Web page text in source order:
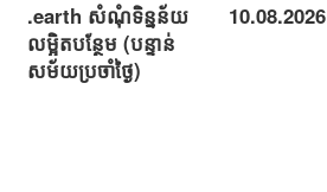
.earth សំណុំទិន្នន័យ
លម្អិតបន្ថែម (បន្ទាន់
សម័យប្រចាំថ្ងៃ)
10.08.2026